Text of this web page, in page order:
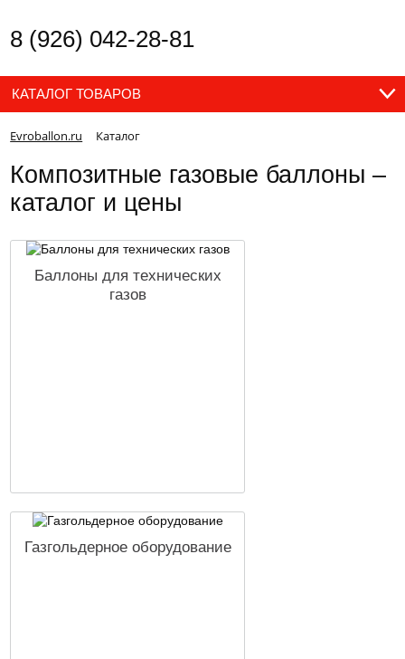
8 (926) 042-28-81
КАТАЛОГ ТОВАРОВ
Evroballon.ru Каталог
Композитные газовые баллоны –
каталог и цены
Баллоны для технических
газов
Газгольдерное оборудование